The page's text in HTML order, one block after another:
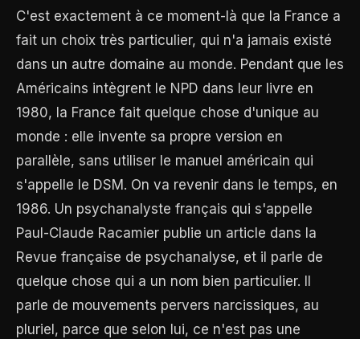
C'est exactement à ce moment-là que la France a
fait un choix très particulier, qui n'a jamais existé
dans un autre domaine au monde. Pendant que les
Américains intègrent le NPD dans leur livre en
1980, la France fait quelque chose d'unique au
monde : elle invente sa propre version en
parallèle, sans utiliser le manuel américain qui
s'appelle le DSM. On va revenir dans le temps, en
1986. Un psychanalyste français qui s'appelle
Paul-Claude Racamier publie un article dans la
Revue française de psychanalyse, et il parle de
quelque chose qui a un nom bien particulier. Il
parle de mouvements pervers narcissiques, au
pluriel, parce que selon lui, ce n'est pas une